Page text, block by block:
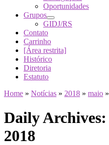
Oportunidades
Grupos
GIDJ/RS
Contato
Carrinho
[Área restrita]
Histórico
Diretoria
Estatuto
Home » Notícias » 2018 » maio »
Daily Archives:
2018